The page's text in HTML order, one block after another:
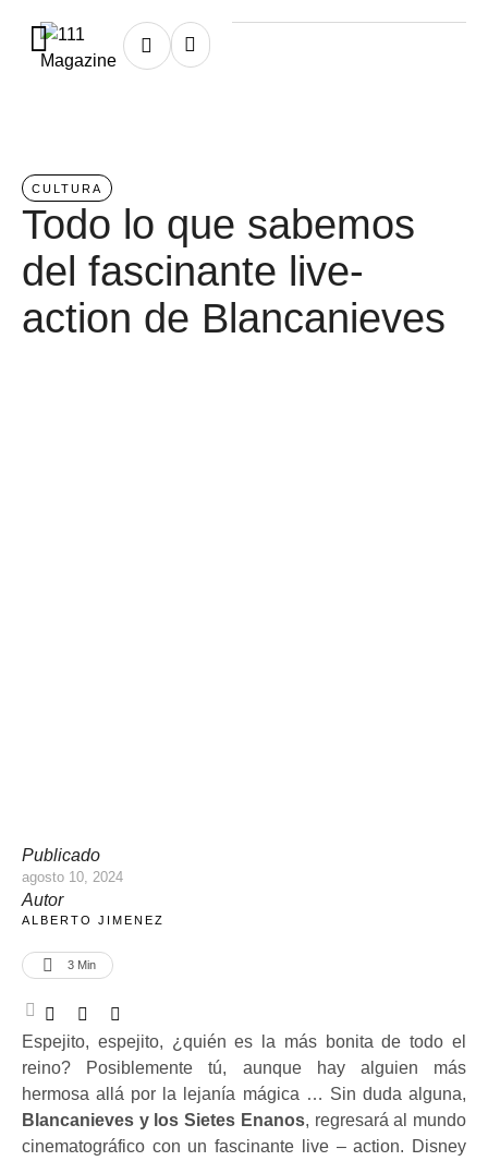
Home / indentity
CULTURA
Todo lo que sabemos
del fascinante live-
action de Blancanieves
Publicado
agosto 10, 2024
Autor
ALBERTO JIMENEZ
3 Min
Espejito, espejito, ¿quién es la más bonita de todo el
reino? Posiblemente tú, aunque hay alguien más
hermosa allá por la lejanía mágica … Sin duda alguna,
Blancanieves y los Sietes Enanos, regresará al mundo
cinematográfico con un fascinante live – action. Disney